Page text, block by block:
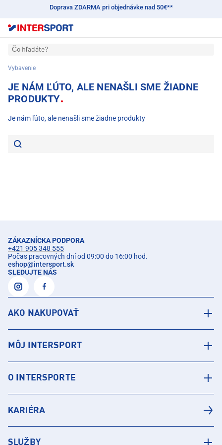
Doprava ZDARMA pri objednávke nad 50€**
Čo hľadáte?
Vybavenie
JE NÁM ĽÚTO, ALE NENAŠLI SME ŽIADNE
PRODUKTY
Je nám ľúto, ale nenašli sme žiadne produkty
ZÁKAZNÍCKA PODPORA
+421 905 348 555
Počas pracovných dní od 09:00 do 16:00 hod.
eshop@intersport.sk
SLEDUJTE NÁS
AKO NAKUPOVAŤ
MÔJ INTERSPORT
O INTERSPORTE
KARIÉRA
SLUŽBY